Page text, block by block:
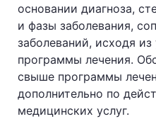
основании диагноза,
и фазы заболевания,
заболеваний, исходя
программы лечения.
свыше программы
дополнительно по
медицинских услуг.